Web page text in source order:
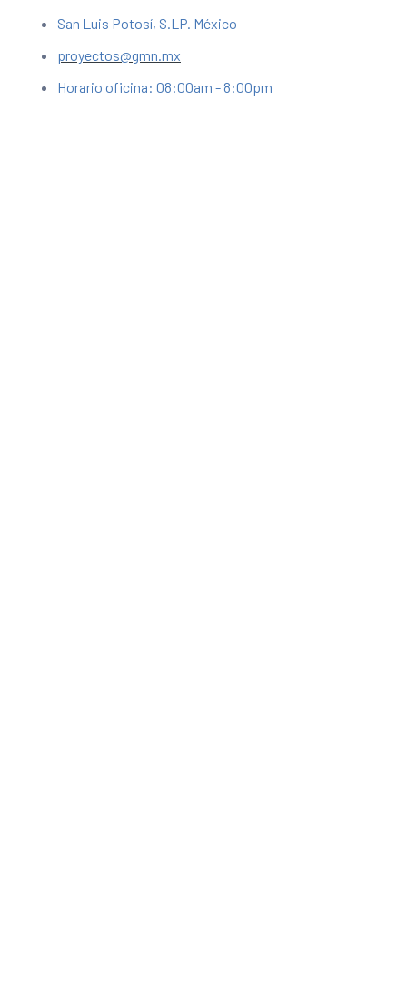
San Luis Potosí, S.LP. México
proyectos@gmn.mx
Horario oficina: 08:00am - 8:00pm